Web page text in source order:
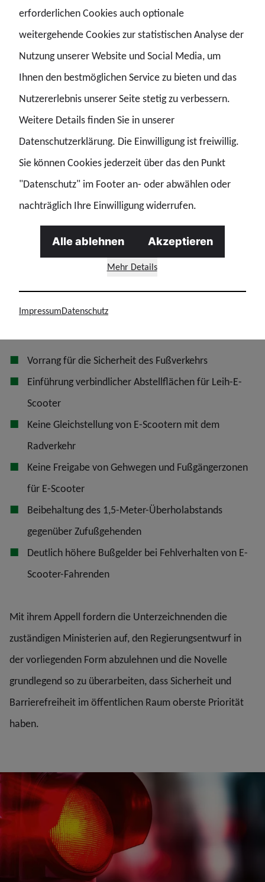
„Barrierefreiheit ist Voraussetzung für echte Teilhabe.
Jeder Mensch muss sich sicher im öffentlichen Raum
bewegen können – im Alltag, in der Freizeit und am
Arbeitsplatz. Schlechte Regeln dürfen niemanden
ausschließen“, erklärt Katrin Kuhl, Mitglied im
Geschäftsführenden GdP-Bundesvorstand und zuständig
für die Kommission für die Belange von Menschen mit
Behinderungen.
Die Organisationen bemängeln außerdem, dass die
vorgesehenen Sanktionen kaum abschreckend sind: So
würde eine Erhöhung des Bußgeldes für das Fahren auf
Vorrang für die Sicherheit des Fußverkehrs
Einführung verbindlicher Abstellflächen für Leih-E-
Scooter
Keine Gleichstellung von E-Scootern mit dem
Radverkehr
Keine Freigabe von Gehwegen und Fußgängerzonen
für E-Scooter
Beibehaltung des 1,5-Meter-Überholabstands
gegenüber Zufußgehenden
Deutlich höhere Bußgelder bei Fehlverhalten von E-
Scooter-Fahrenden
Mit ihrem Appell fordern die Unterzeichnenden die
zuständigen Ministerien auf, den Regierungsentwurf in
der vorliegenden Form abzulehnen und die Novelle
grundlegend so zu überarbeiten, dass Sicherheit und
Barrierefreiheit im öffentlichen Raum oberste Priorität
haben.
erforderlichen Cookies auch optionale
weitergehende Cookies zur statistischen Analyse der
Nutzung unserer Website und Social Media, um
Ihnen den bestmöglichen Service zu bieten und das
Nutzererlebnis unserer Seite stetig zu verbessern.
Weitere Details finden Sie in unserer
Datenschutzerklärung. Die Einwilligung ist freiwillig.
Sie können Cookies jederzeit über das den Punkt
"Datenschutz" im Footer an- oder abwählen oder
nachträglich Ihre Einwilligung widerrufen.
Mehr Details
Alle ablehnen Akzeptieren
ImpressumDatenschutz